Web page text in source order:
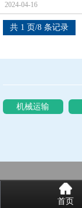
2024-04-16
共 1 页/8 条记录
机械运输
首页